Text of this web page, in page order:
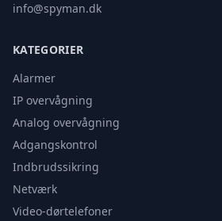
info@spyman.dk
KATEGORIER
Alarmer
IP overvågning
Analog overvågning
Adgangskontrol
Indbrudssikring
Netværk
Video-dørtelefoner